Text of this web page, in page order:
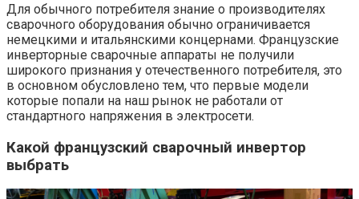
Для обычного потребителя знание о производителях
сварочного оборудования обычно ограничивается
немецкими и итальянскими концернами. Французские
инверторные сварочные аппараты не получили
широкого признания у отечественного потребителя, это
в основном обусловлено тем, что первые модели
которые попали на наш рынок не работали от
стандартного напряжения в электросети.
Какой французский сварочный инвертор
выбрать